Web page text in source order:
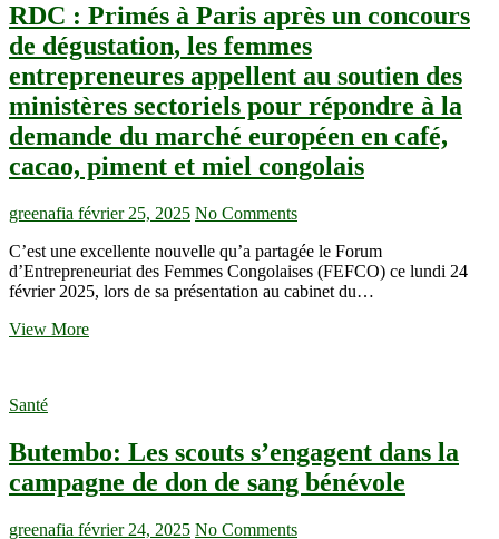
une
campagne
d’identification
des
planteurs
de
Macadamia
RDC : Primés à Paris après un concours
de dégustation, les femmes
entrepreneures appellent au soutien des
ministères sectoriels pour répondre à la
demande du marché européen en café,
cacao, piment et miel congolais
greenafia février 25, 2025 No Comments
C’est une excellente nouvelle qu’a partagée le Forum
d’Entrepreneuriat des Femmes Congolaises (FEFCO) ce lundi 24
février 2025, lors de sa présentation au cabinet du…
View MoreRDC
un
concours
de
les
Santé
Butembo: Les scouts s’engagent dans la
campagne de don de sang bénévole
greenafia février 24, 2025 No Comments